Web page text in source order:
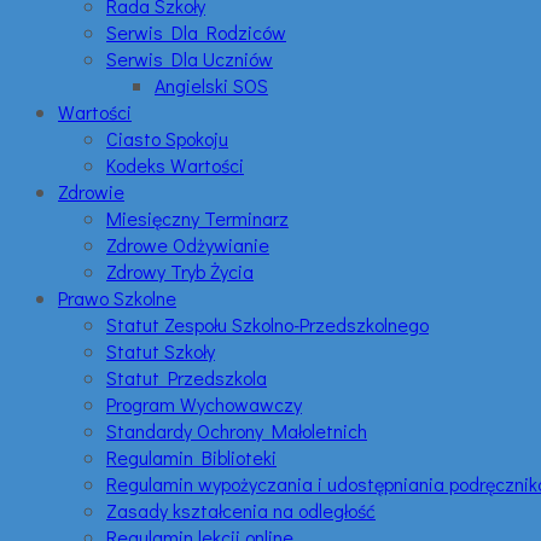
Rada Szkoły
Serwis Dla Rodziców
Serwis Dla Uczniów
Angielski SOS
Wartości
Ciasto Spokoju
Kodeks Wartości
Zdrowie
Miesięczny Terminarz
Zdrowe Odżywianie
Zdrowy Tryb Życia
Prawo Szkolne
Statut Zespołu Szkolno-Przedszkolnego
Statut Szkoły
Statut Przedszkola
Program Wychowawczy
Standardy Ochrony Małoletnich
Regulamin Biblioteki
Regulamin wypożyczania i udostępniania
Zasady kształcenia na odległość